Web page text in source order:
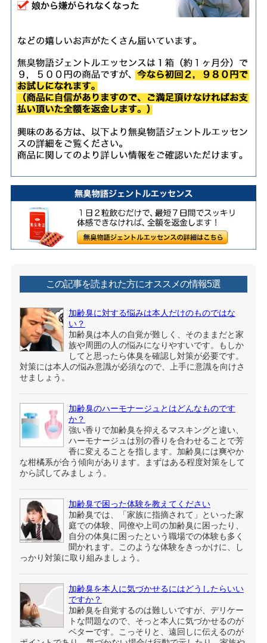
この記事を読まれた方にオススメの情報5選
加齢臭に対する悩みは本人だけのものではな
い？
加齢臭は本人の自覚が難しく、そのままだと家
族や周囲の人の悩みになりやすいです。もしか
してと思ったら体臭を確認し対策が必要です。
対策には本人の悩み意識が必須なので、上手に意識を向けさ
せましょう。
加齢臭のハーモナージュとはどんなものです
か？
強い香りで加齢臭を抑えるマスキングと違い、
ハーモナージュは別の香りを合わせることで芳
香に変えることを指します。加齢臭には爽やか
な柑橘系が合う傾向があります。まずはある程度対策をして
から試してみましょう。
加齢臭で困った体験を教えてください
加齢臭では、「家族に指摘されて」といった家
庭での体験、同僚や上司の加齢臭に困ったり、
自分の体臭に困ったという職場での体験も多く
聞かれます。このような体験をきっかけに、し
っかり対策に取り組みましょう。
加齢臭を本人に気づかせるにはどうしたらいい
ですか？
加齢臭を自覚するのは難しいですが、デリケー
トな問題なので、そっと本人に気づかせるのが
ベターです。こっそりと、遠回しに伝えるのが